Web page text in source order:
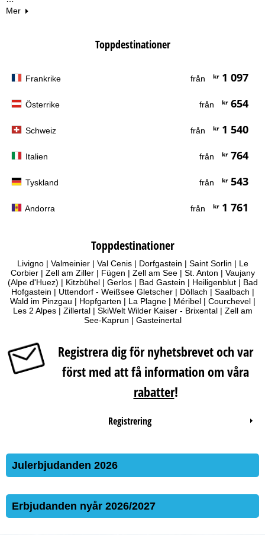
Mer
Toppdestinationer
Frankrike från kr1 097
Österrike från kr654
Schweiz från kr1 540
Italien från kr764
Tyskland från kr543
Andorra från kr1 761
Toppdestinationer
Livigno| Valmeinier| Val Cenis| Dorfgastein | Saint Sorlin | Le
Corbier| Zell am Ziller| Fügen | Zell am See| St. Anton | Vaujany
(Alpe d'Huez) | Kitzbühel| Gerlos| Bad Gastein | Heiligenblut| Bad
Hofgastein | Uttendorf - Weißsee Gletscher| Döllach | Saalbach |
Wald im Pinzgau | Hopfgarten | La Plagne| Méribel| Courchevel|
Les 2 Alpes| Zillertal| SkiWelt Wilder Kaiser - Brixental| Zell am
See-Kaprun | Gasteinertal
Registrera dig för nyhetsbrevet och var
först med att få information om våra
rabatter!
Registrering
Julerbjudanden 2026
Erbjudanden nyår 2026/2027